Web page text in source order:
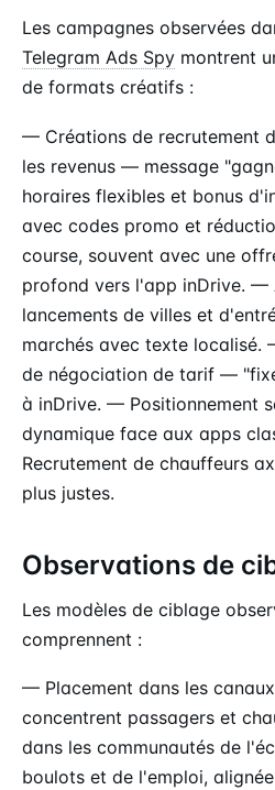
Les campagnes observées
Telegram Ads Spy montrent
de formats créatifs :
— Créations de recrutement
les revenus — message
horaires flexibles et bonus
avec codes promo et
course, souvent avec une
profond vers l'app inDrive. —
lancements de villes et
marchés avec texte localisé.
de négociation de tarif —
à inDrive. — Positionnement
dynamique face aux apps
Recrutement de chauffeurs
plus justes.
Observations de
Les modèles de ciblage
comprennent :
— Placement dans les
concentrent passagers et
dans les communautés de
boulots et de l'emploi,